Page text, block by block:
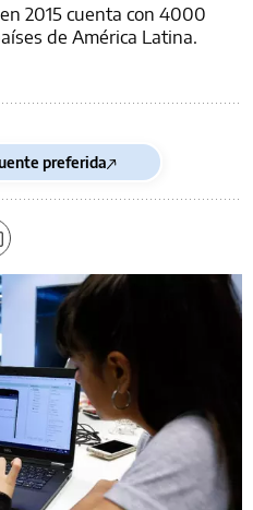
2015 cuenta con 4000
de América Latina.
preferida